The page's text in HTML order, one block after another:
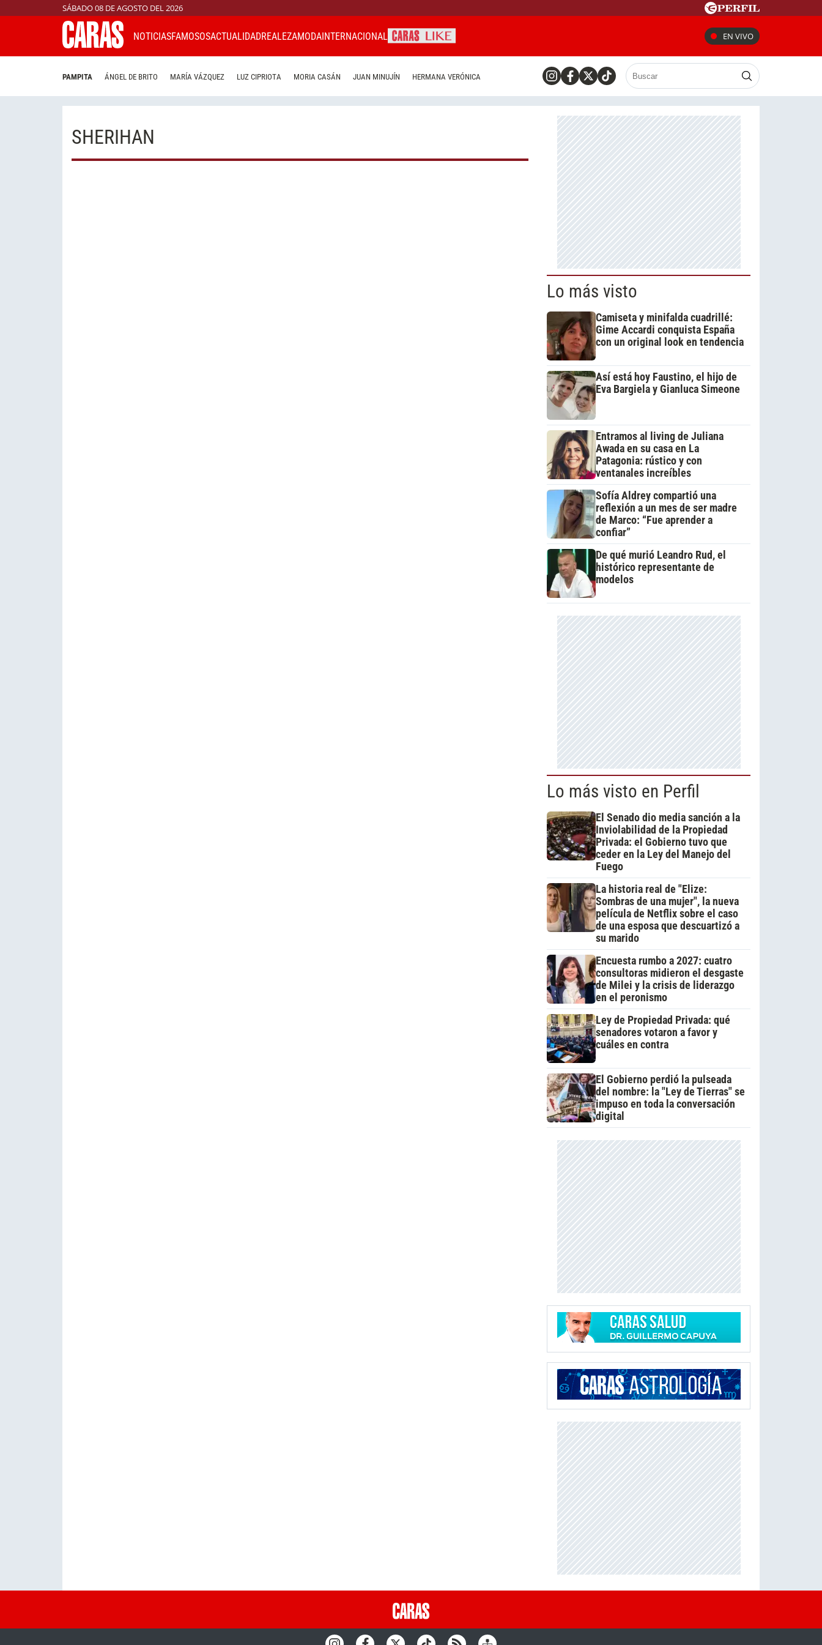
SÁBADO 08 DE AGOSTO DEL 2026
NOTICIASFAMOSOSACTUALIDADREALEZAMODAINTERNACIONAL EN VIVO
PAMPITA ÁNGEL DE BRITO MARÍA VÁZQUEZ LUZ CIPRIOTA MORIA CASÁN JUAN MINUJÍN HERMANA VERÓNICA
SHERIHAN
Lo más visto
Camiseta y minifalda cuadrillé:
Gime Accardi conquista España
con un original look en tendencia
Así está hoy Faustino, el hijo de
Eva Bargiela y Gianluca Simeone
Entramos al living de Juliana
Awada en su casa en La
Patagonia: rústico y con
ventanales increíbles
Sofía Aldrey compartió una
reflexión a un mes de ser madre
de Marco: “Fue aprender a
confiar”
De qué murió Leandro Rud, el
histórico representante de
modelos
Lo más visto en Perfil
El Senado dio media sanción a la
Inviolabilidad de la Propiedad
Privada: el Gobierno tuvo que
ceder en la Ley del Manejo del
Fuego
La historia real de "Elize:
Sombras de una mujer", la nueva
película de Netflix sobre el caso
de una esposa que descuartizó a
su marido
Encuesta rumbo a 2027: cuatro
consultoras midieron el desgaste
de Milei y la crisis de liderazgo
en el peronismo
Ley de Propiedad Privada: qué
senadores votaron a favor y
cuáles en contra
El Gobierno perdió la pulseada
del nombre: la "Ley de Tierras" se
impuso en toda la conversación
digital